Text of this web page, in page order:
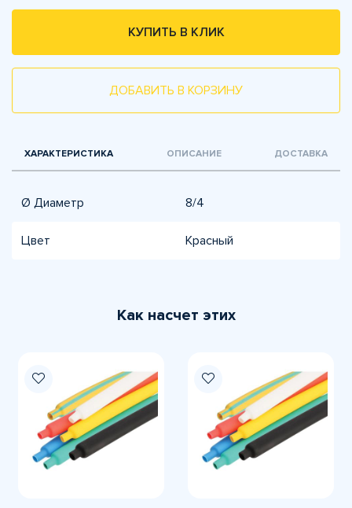
КУПИТЬ В КЛИК
ДОБАВИТЬ В КОРЗИНУ
ХАРАКТЕРИСТИКА ОПИСАНИЕ ДОСТАВКА
Ø Диаметр 8/4
Цвет Красный
Как насчет этих